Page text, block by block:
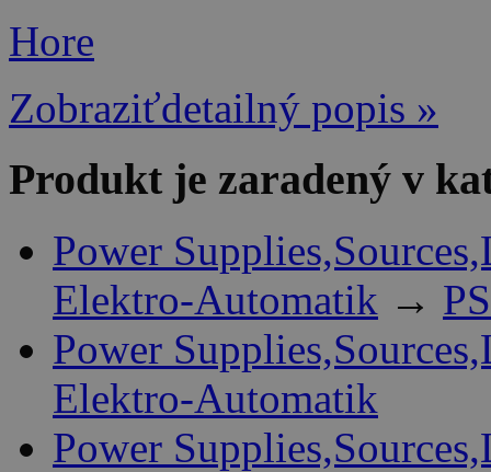
Hore
Zobraziťdetailný popis »
Produkt je zaradený v
Power
Elektro-Automatik →
Power
Elektro-Automatik
Power